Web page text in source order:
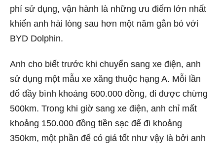
phí sử dụng, vận hành là những ưu điểm lớn nhất
khiến anh hài lòng sau hơn một năm gắn bó với
BYD Dolphin.
Anh cho biết trước khi chuyển sang xe điện, anh
sử dụng một mẫu xe xăng thuộc hạng A. Mỗi lần
đổ đầy bình khoảng 600.000 đồng, đi được chừng
500km. Trong khi giờ sang xe điện, anh chỉ mất
khoảng 150.000 đồng tiền sạc để đi khoảng
350km, một phần để có giá tốt như vậy là bởi anh